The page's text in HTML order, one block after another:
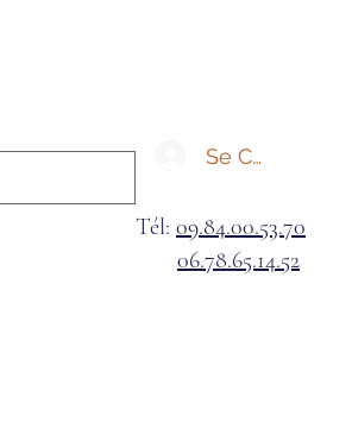
Se Connecter
Tél: 09.84.00.53.70
06.78.65.14.52